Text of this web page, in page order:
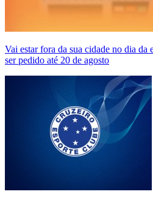
Vai estar fora da sua cidade no dia da
ser pedido até 20 de agosto